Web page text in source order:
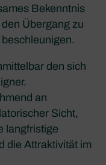
Bekenntnis
Übergang zu
den sich
an
Sicht,
langfristige
die Attraktivität im